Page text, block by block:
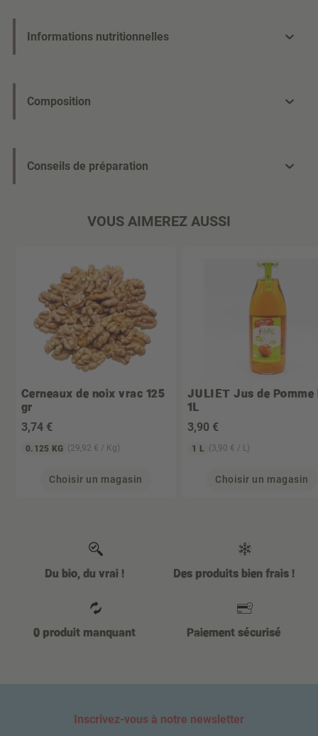
Informations nutritionnelles
Composition
Conseils de préparation
VOUS AIMEREZ AUSSI
Cerneaux de noix vrac 125
gr
3,74 €
0.125 KG (29,92 € / Kg)
Choisir un magasin
JULIET Jus de Pomme
1L
3,90 €
1 L (3,90 € / L)
Choisir un magasin
Du bio, du vrai ! Des produits bien frais !
0 produit manquant Paiement sécurisé
Inscrivez-vous à notre newsletter